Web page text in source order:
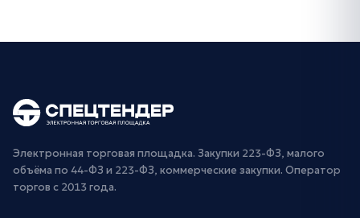
Электронная торговая площадка. Закупки 223-ФЗ, малого
объёма по 44-ФЗ и 223-ФЗ, коммерческие закупки. Оператор
торгов с 2013 года.